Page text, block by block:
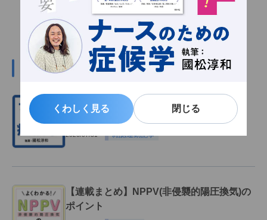
くわしく見る 閉じる
くわしく見る 閉じる
#呼吸器の関連記事
呼吸困難のアセスメント：「呼吸が変だ」
から考える病態【症候学】
2026/07/31 雑誌連動記事
【連載まとめ】NPPV(非侵襲的陽圧換気)の
ポイント